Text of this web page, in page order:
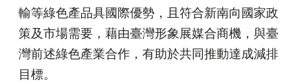
輸等綠色產品具國際優勢，且符合新南向國家政
策及市場需要，藉由臺灣形象展媒合商機，與臺
灣前述綠色產業合作，有助於共同推動達成減排
目標。